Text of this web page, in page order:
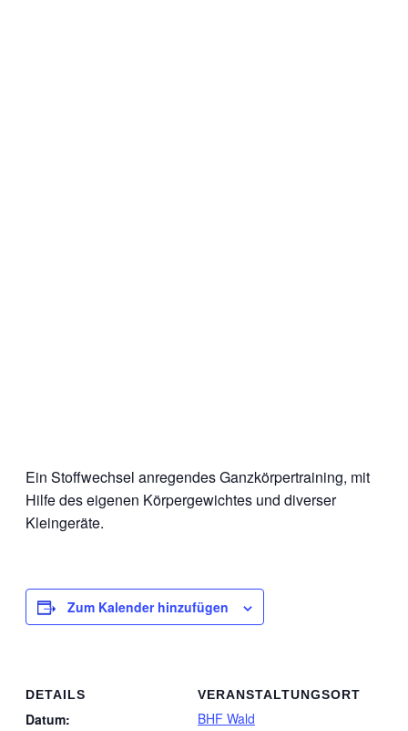
Ein Stoffwechsel anregendes Ganzkörpertraining, mit
Hilfe des eigenen Körpergewichtes und diverser
Kleingeräte.
Zum Kalender hinzufügen
DETAILS
Datum:
VERANSTALTUNGSORT
BHF Wald